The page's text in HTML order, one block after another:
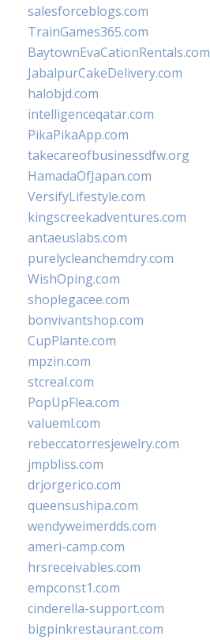
salesforceblogs.com
TrainGames365.com
BaytownEvaCationRentals.com
JabalpurCakeDelivery.com
halobjd.com
intelligenceqatar.com
PikaPikaApp.com
takecareofbusinessdfw.org
HamadaOfJapan.com
VersifyLifestyle.com
kingscreekadventures.com
antaeuslabs.com
purelycleanchemdry.com
WishOping.com
shoplegacee.com
bonvivantshop.com
CupPlante.com
mpzin.com
stcreal.com
PopUpFlea.com
valueml.com
rebeccatorresjewelry.com
jmpbliss.com
drjorgerico.com
queensushipa.com
wendyweimerdds.com
ameri-camp.com
hrsreceivables.com
empconst1.com
cinderella-support.com
bigpinkrestaurant.com